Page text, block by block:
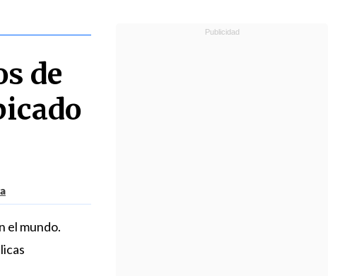
de
el mundo.